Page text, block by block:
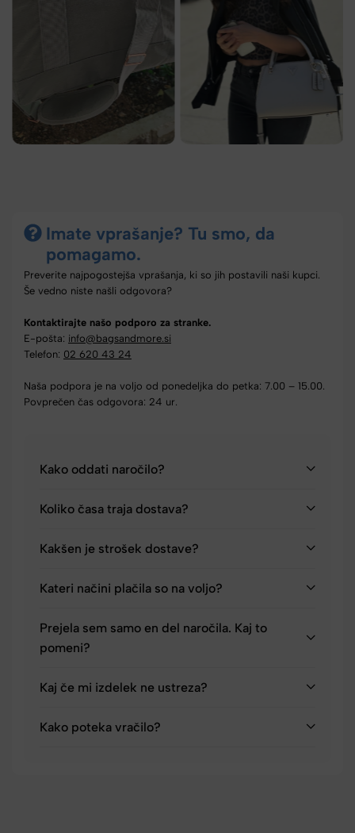
Imate vprašanje? Tu smo, da
pomagamo.
Preverite najpogostejša vprašanja, ki so jih postavili naši kupci.
Še vedno niste našli odgovora?
Kontaktirajte našo podporo za stranke.
E-pošta: info@bagsandmore.si
Telefon: 02 620 43 24
Naša podpora je na voljo od ponedeljka do petka: 7.00 – 15.00.
Povprečen čas odgovora: 24 ur.
Kako oddati naročilo?
Koliko časa traja dostava?
Kakšen je strošek dostave?
Kateri načini plačila so na voljo?
Prejela sem samo en del naročila. Kaj to
pomeni?
Kaj če mi izdelek ne ustreza?
Kako poteka vračilo?